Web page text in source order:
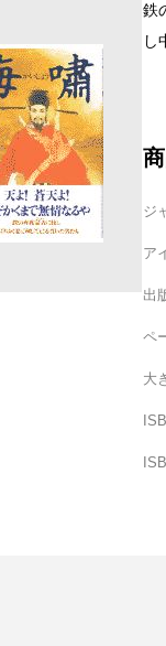
鉄
し
ジ
ア
出
ペ
大